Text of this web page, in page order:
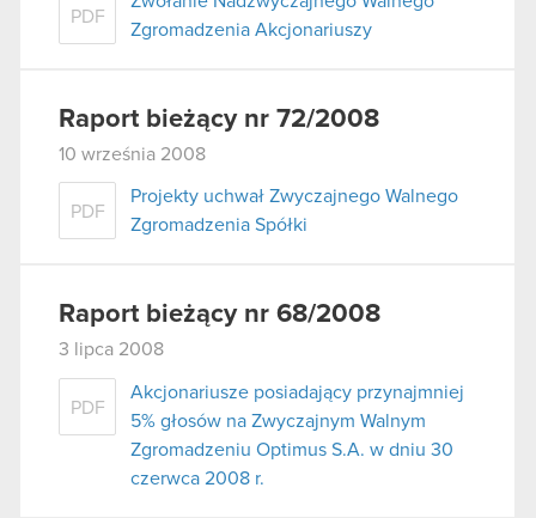
PDF
Zgromadzenia Akcjonariuszy
Raport bieżący nr 72/2008
10 września 2008
PDF
Projekty uchwał Zwyczajnego Walnego
Zgromadzenia Spółki
Raport bieżący nr 68/2008
3 lipca 2008
PDF
Akcjonariusze posiadający przynajmniej
5% głosów na Zwyczajnym Walnym
Zgromadzeniu Optimus S.A. w dniu 30
czerwca 2008 r.